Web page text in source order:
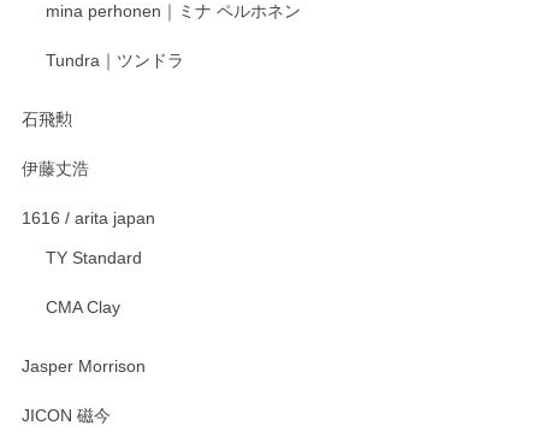
mina perhonen｜ミナ ペルホネン
Tundra｜ツンドラ
石飛勲
伊藤丈浩
1616 / arita japan
TY Standard
CMA Clay
Jasper Morrison
JICON 磁今